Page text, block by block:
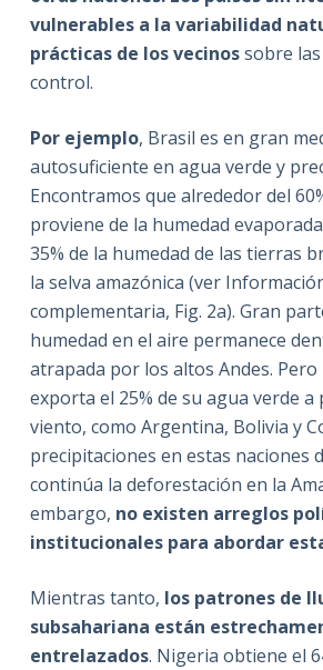
vulnerables a la variabilidad
prácticas de los vecinossobre
control.
Por ejemplo, Brasil es en gran
autosuficiente en agua verde y
Encontramos que alrededor del
proviene de la humedad
35% de la humedad de las tierras
la selva amazónica (ver
complementaria, Fig. 2a). Gran
humedad en el aire permanece
atrapada por los altos Andes.
exporta el 25% de su agua verde a
viento, como Argentina, Bolivia y
precipitaciones en estas naciones
continúa la deforestación en la
embargo, no existen arreglos
institucionales para abordar
Mientras tanto, los patrones de
subsahariana están
entrelazados. Nigeria obtiene el